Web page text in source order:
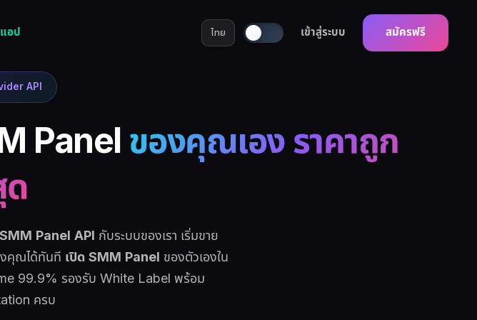
อป ไทย เข้าสู่ระบบ สมัครฟรี
API
Panelของคุณเอง ราคาถูก
SMM Panel API กับระบบของเรา เริ่มขาย
คุณได้ทันที เปิด SMM Panel ของตัวเองใน
99.9% รองรับ White Label พร้อม
ครบ